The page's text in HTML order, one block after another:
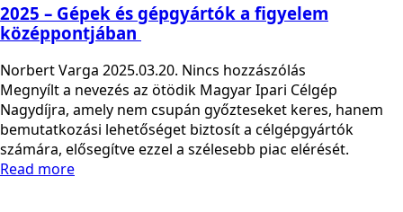
2025 – Gépek és gépgyártók a figyelem
középpontjában
Norbert Varga 2025.03.20. Nincs hozzászólás
Megnyílt a nevezés az ötödik Magyar Ipari Célgép
Nagydíjra, amely nem csupán győzteseket keres, hanem
bemutatkozási lehetőséget biztosít a célgépgyártók
számára, elősegítve ezzel a szélesebb piac elérését.
Read more